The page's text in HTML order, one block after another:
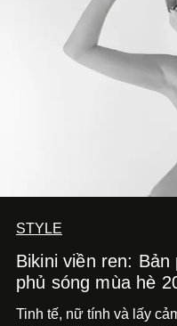
STYLE
Bikini viền ren:
phủ sóng mùa hè
Tinh tế, nữ tính và lấy